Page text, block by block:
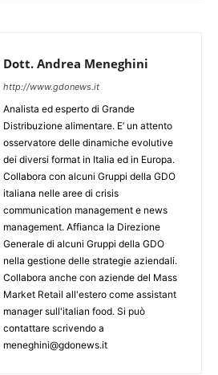
Dott. Andrea Meneghini
http://www.gdonews.it
Analista ed esperto di Grande
Distribuzione alimentare. E’ un attento
osservatore delle dinamiche evolutive
dei diversi format in Italia ed in Europa.
Collabora con alcuni Gruppi della GDO
italiana nelle aree di crisis
communication management e news
management. Affianca la Direzione
Generale di alcuni Gruppi della GDO
nella gestione delle strategie aziendali.
Collabora anche con aziende del Mass
Market Retail all'estero come assistant
manager sull'italian food. Si può
contattare scrivendo a
meneghini@gdonews.it